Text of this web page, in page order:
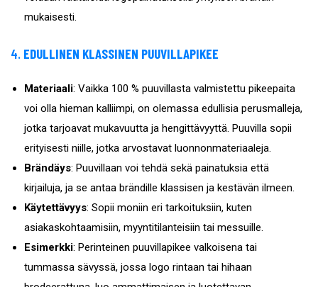
mukaisesti.
4. EDULLINEN KLASSINEN PUUVILLAPIKEE
Materiaali: Vaikka 100 % puuvillasta valmistettu pikeepaita
voi olla hieman kalliimpi, on olemassa edullisia perusmalleja,
jotka tarjoavat mukavuutta ja hengittävyyttä. Puuvilla sopii
erityisesti niille, jotka arvostavat luonnonmateriaaleja.
Brändäys: Puuvillaan voi tehdä sekä painatuksia että
kirjailuja, ja se antaa brändille klassisen ja kestävän ilmeen.
Käytettävyys: Sopii moniin eri tarkoituksiin, kuten
asiakaskohtaamisiin, myyntitilanteisiin tai messuille.
Esimerkki: Perinteinen puuvillapikee valkoisena tai
tummassa sävyssä, jossa logo rintaan tai hihaan